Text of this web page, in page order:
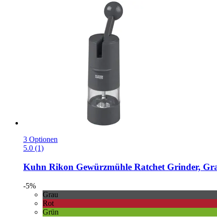
3 Optionen
5.0 (1)
Kuhn Rikon Gewürzmühle Ratchet Grinder,
-5%
Grau
Rot
Grün